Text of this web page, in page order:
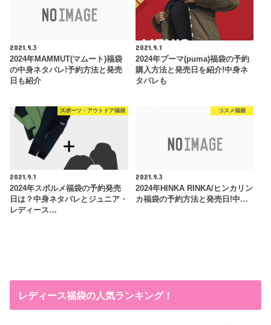
2021.9.3
2024年MAMMUT(マムート)福袋
の中身ネタバレ!予約方法と発売
日も紹介
2021.9.1
2024年プーマ(puma)福袋の予約
購入方法と発売日を紹介!中身ネ
タバレも
スポーツ・アウトドア福袋
2021.9.1
2024年スボルメ福袋の予約発売
日は？中身ネタバレとジュニア・
レディース…
コスメ福袋
2021.9.3
2024年HINKA RINKA/ヒンカリン
カ福袋の予約方法と発売日!中…
レディース福袋の人気ランキング！